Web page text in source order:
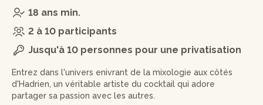
18 ans min.
2 à 10 participants
Jusqu'à 10 personnes pour une privatisation
Entrez dans l'univers enivrant de la mixologie aux côtés
d'Hadrien, un véritable artiste du cocktail qui adore
partager sa passion avec les autres.